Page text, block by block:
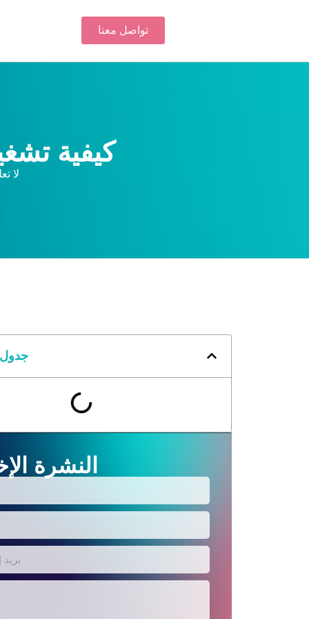
تواصل معنا
كيفية
لا
جدول
النشرة